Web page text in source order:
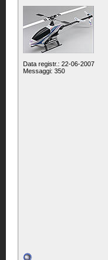
Data registr.: 22-06-2007
Messaggi: 350